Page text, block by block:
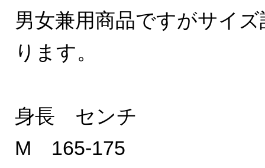
男女兼用商品ですがサイ
ります。
身長 センチ
M 165-175